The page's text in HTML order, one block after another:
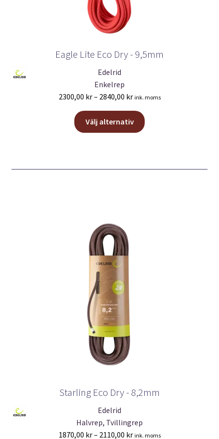
Eagle Lite Eco Dry - 9,5mm
Edelrid
Enkelrep
2300,00 kr– 2840,00 krPrisintervall:
till
2840,00 kr
ink. moms
Välj alternativ
Den
här
Starling Eco Dry - 8,2mm
Edelrid
Halvrep, Tvillingrep
1870,00 kr– 2110,00 krPrisintervall:
ink. moms